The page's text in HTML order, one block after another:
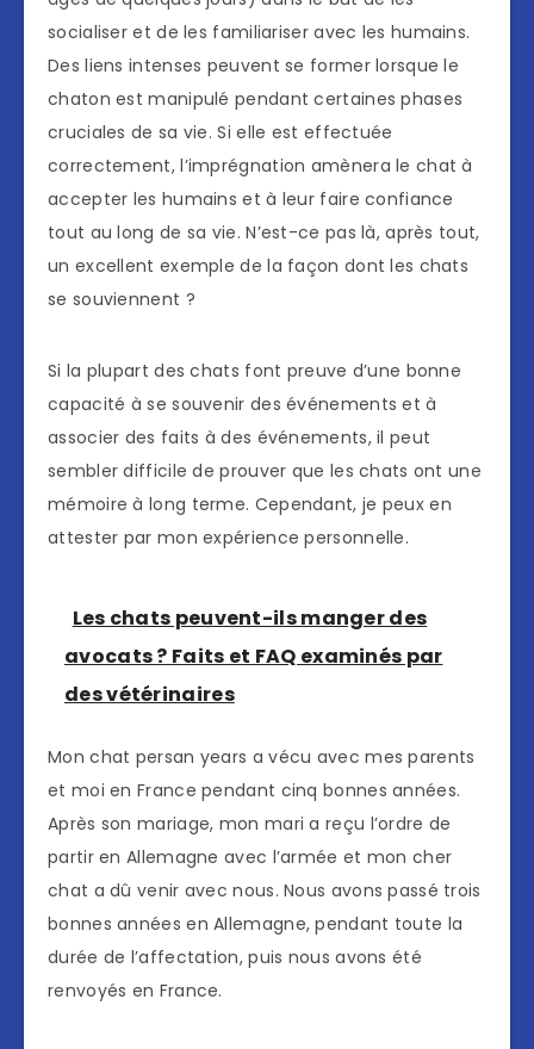
socialiser et de les familiariser avec les humains.
Des liens intenses peuvent se former lorsque le
chaton est manipulé pendant certaines phases
cruciales de sa vie. Si elle est effectuée
correctement, l’imprégnation amènera le chat à
accepter les humains et à leur faire confiance
tout au long de sa vie. N’est-ce pas là, après tout,
un excellent exemple de la façon dont les chats
se souviennent ?
Si la plupart des chats font preuve d’une bonne
capacité à se souvenir des événements et à
associer des faits à des événements, il peut
sembler difficile de prouver que les chats ont une
mémoire à long terme. Cependant, je peux en
attester par mon expérience personnelle.
Les chats peuvent-ils manger des
avocats ? Faits et FAQ examinés par
des vétérinaires
Mon chat persan years a vécu avec mes parents
et moi en France pendant cinq bonnes années.
Après son mariage, mon mari a reçu l’ordre de
partir en Allemagne avec l’armée et mon cher
chat a dû venir avec nous. Nous avons passé trois
bonnes années en Allemagne, pendant toute la
durée de l’affectation, puis nous avons été
renvoyés en France.